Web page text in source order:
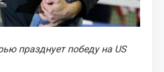
празднует победу на US